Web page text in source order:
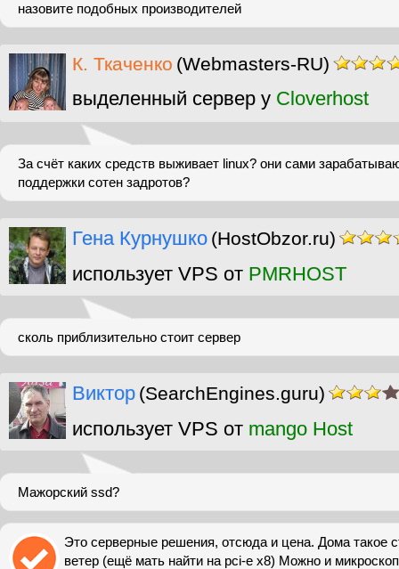
назовите подобных производителей
К. Ткаченко (Webmasters-RU)
выделенный сервер у Cloverhost
За счёт каких средств выживает linux? они сами
поддержки сотен задротов?
Гена Курнушко (HostObzor.ru)
использует VPS от PMRHOST
сколь приблизительно стоит сервер
Виктор (SearchEngines.guru)
использует VPS от mango Host
Мажорский ssd?
Это серверные решения, отсюда и цена. Дома такое
ветер (ещё мать найти на pci-e x8) Можно и